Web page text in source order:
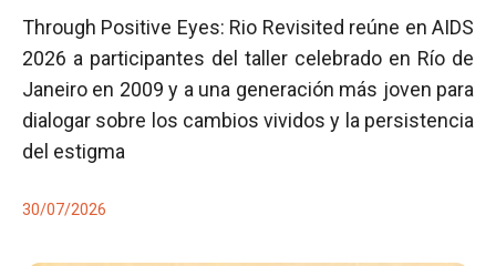
Through Positive Eyes: Rio Revisited reúne en AIDS
2026 a participantes del taller celebrado en Río de
Janeiro en 2009 y a una generación más joven para
dialogar sobre los cambios vividos y la persistencia
del estigma
30/07/2026